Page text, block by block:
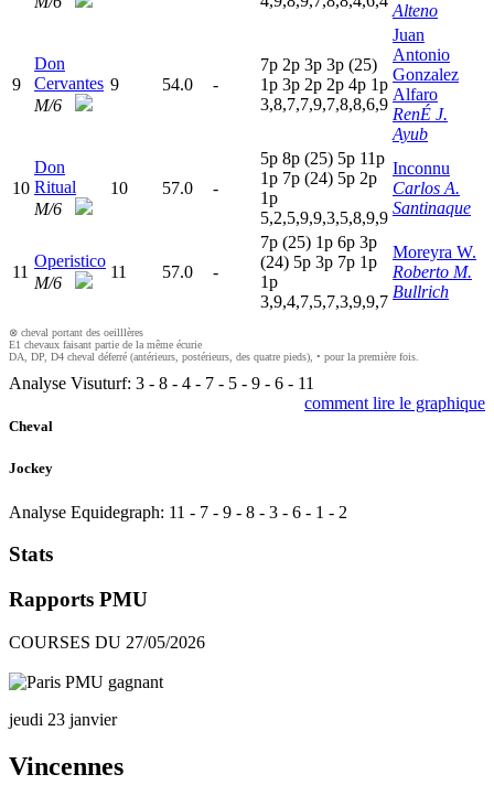
Alteno
9
Don
Cervantes
M/6
9 54.0 -
7p 2p 3p 3p (25)
1p 3p 2p 2p 4p 1p
3,8,7,7,9,7,8,8,6,9
Juan
Antonio
Gonzalez
Alfaro
RenÉ J.
Ayub
10
Don
Ritual
M/6
10 57.0 -
5p 8p (25) 5p 11p
1p 7p (24) 5p 2p
1p
5,2,5,9,9,3,5,8,9,9
Inconnu
Carlos A.
Santinaque
11
Operistico
M/6
11 57.0 -
7p (25) 1p 6p 3p
(24) 5p 3p 7p 1p
1p
3,9,4,7,5,7,3,9,9,7
Moreyra W.
Roberto M.
Bullrich
⊗ cheval portant des oeilllères
E1 chevaux faisant partie de la même écurie
DA, DP, D4 cheval déferré (antérieurs, postérieurs, des quatre pieds), • pour la première fois.
Analyse Visuturf: 3 - 8 - 4 - 7 - 5 - 9 - 6 - 11
comment lire le graphique
Cheval
Jockey
Analyse Equidegraph: 11 - 7 - 9 - 8 - 3 - 6 - 1 - 2
Stats
Rapports PMU
COURSES DU 27/05/2026
jeudi 23 janvier
Vincennes